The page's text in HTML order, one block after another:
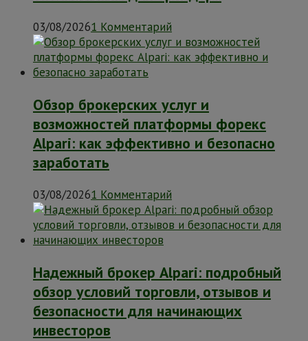
03/08/20261 Комментарий
Обзор брокерских услуг и
возможностей платформы форекс
Alpari: как эффективно и безопасно
заработать
03/08/20261 Комментарий
Надежный брокер Alpari: подробный
обзор условий торговли, отзывов и
безопасности для начинающих
инвесторов